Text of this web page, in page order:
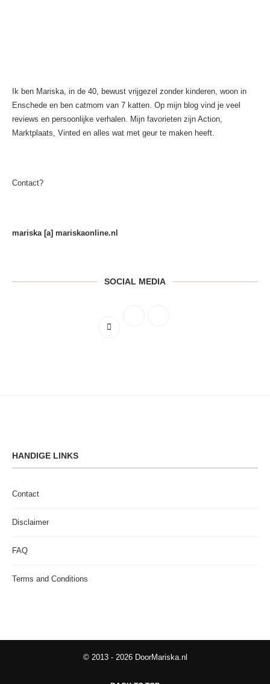
Ik ben Mariska, in de 40, bewust vrijgezel zonder kinderen, woon in
Enschede en ben catmom van 7 katten. Op mijn blog vind je veel
reviews en persoonlijke verhalen. Mijn favorieten zijn Action,
Marktplaats, Vinted en alles wat met geur te maken heeft.
Contact?
mariska [a] mariskaonline.nl
SOCIAL MEDIA
HANDIGE LINKS
Contact
Disclaimer
FAQ
Terms and Conditions
© 2013 - 2026 DoorMariska.nl